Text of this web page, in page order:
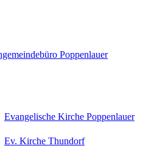
Poppenlauer
Evangelische Kirche Poppenlauer
Ev. Kirche Thundorf